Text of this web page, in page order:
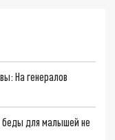
На генералов
беды для малышей не